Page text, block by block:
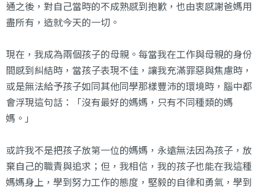
通之後，對自己當時的不成熟感到抱歉，也由衷感謝爸媽用
盡所有，造就今天的一切。
現在，我成為兩個孩子的母親。每當我在工作與母親的身份
間感到糾結時，當孩子表現不佳，讓我充滿罪惡與焦慮時，
或是無法給予孩子如同其他同學那樣豐沛的環境時，腦中都
會浮現這句話：「沒有最好的媽媽，只有不同種類的媽
媽。」
或許我不是把孩子放第一位的媽媽，永遠無法因為孩子，放
棄自己的職責與追求；但，我相信，我的孩子也能在我這種
媽媽身上，學到努力工作的態度，堅毅的自律和勇氣，學到